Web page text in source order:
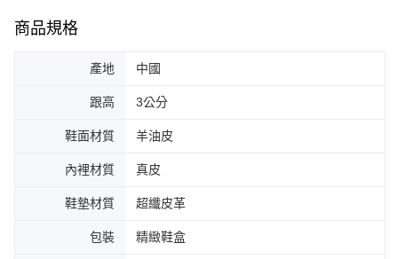
商品規格
產地 中國
跟高 3公分
鞋面材質 羊油皮
內裡材質 真皮
鞋墊材質 超纖皮革
包裝 精緻鞋盒